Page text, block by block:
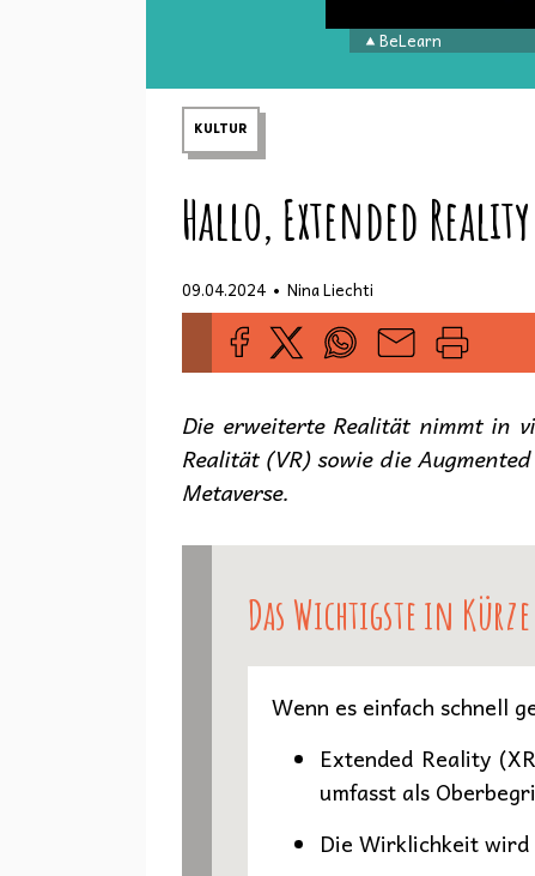
BeLearn
KULTUR
Hallo, Extended
09.04.2024 • Nina Liechti
Die erweiterte Realität nimmt in
Realität (VR) sowie die
Metaverse.
Das Wichtigste in Kürze
Wenn es einfach schnell
Extended Reality
umfasst als
Die Wirklichkeit wird